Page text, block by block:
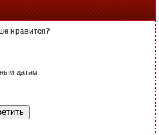
нравится?
датам